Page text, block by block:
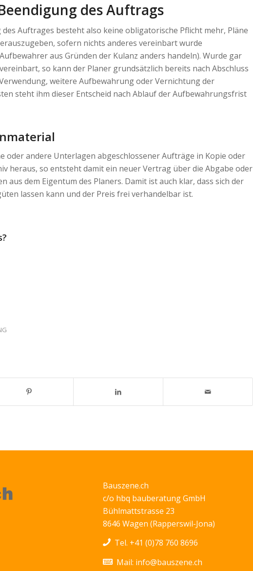
des Auftrags
Auftrages besteht also keine obligatorische Pflicht mehr, Pläne
sofern nichts anderes vereinbart wurde
aus Gründen der Kulanz anders handeln). Wurde gar
so kann der Planer grundsätzlich bereits nach Abschluss
weitere Aufbewahrung oder Vernichtung der
steht ihm dieser Entscheid nach Ablauf der Aufbewahrungsfrist
oder andere Unterlagen abgeschlossener Aufträge in Kopie oder
heraus, so entsteht damit ein neuer Vertrag über die Abgabe oder
aus dem Eigentum des Planers. Damit ist auch klar, dass sich der
lassen kann und der Preis frei verhandelbar ist.
Bauszene.ch
c/o hbq bauberatung GmbH
Bühlmattstrasse 23
8646 Wagen (Rapperswil-Jona)
Tel. +41 (0)78 760 8696
Mail: info@bauszene.ch